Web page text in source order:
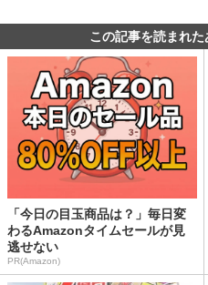
この記事を読まれ
「今日の目玉商品は？」毎日変
わるAmazonタイムセールが見
逃せない
PR(Amazon)